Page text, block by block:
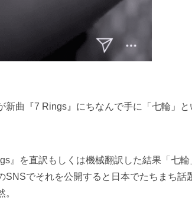
曲『7 Rings』にちなんで手に「七輪」と
』を直訳もしくは機械翻訳した結果「七輪
SNSでそれを公開すると日本でたちまち話